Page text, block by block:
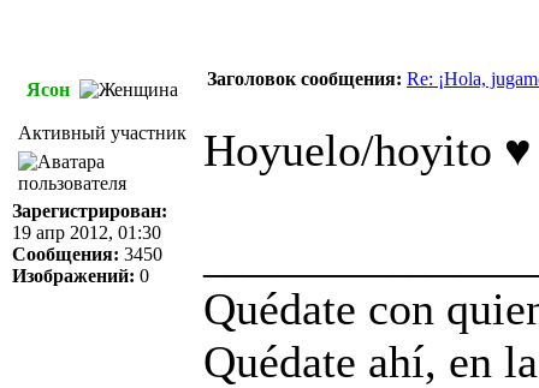
Ясон
Заголовок сообщения: Re: ¡Hola,
Активный участник
Зарегистрирован:
19 апр 2012, 01:30
Сообщения: 3450
Изображений: 0
Hoyuelo/hoyito
Quédate con
Quédate ahí, en